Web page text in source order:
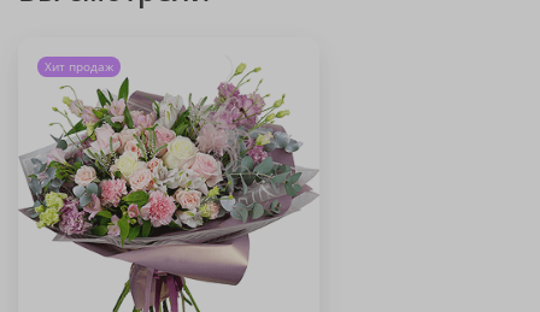
Хит продаж